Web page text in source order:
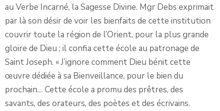
au Verbe Incarné, la Sagesse Divine. Mgr Debs exprimait
par là son désir de voir les bienfaits de cette institution
couvrir toute la région de l’Orient, pour la plus grande
gloire de Dieu ; il confia cette école au patronage de
Saint Joseph. « J’ignore comment Dieu bénit cette
œuvre dédiée à sa Bienveillance, pour le bien du
prochain… Cette école a promu des prêtres, des
savants, des orateurs, des poètes et des écrivains.